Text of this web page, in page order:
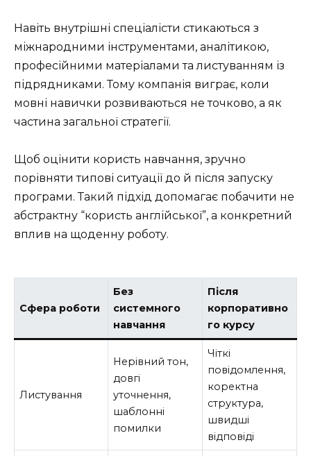
Навіть внутрішні спеціалісти стикаються з
міжнародними інструментами, аналітикою,
професійними матеріалами та листуванням із
підрядниками. Тому компанія виграє, коли
мовні навички розвиваються не точково, а як
частина загальної стратегії.
Щоб оцінити користь навчання, зручно
порівняти типові ситуації до й після запуску
програми. Такий підхід допомагає побачити не
абстрактну “користь англійської”, а конкретний
вплив на щоденну роботу.
Сфера роботи
Без
системного
навчання
Після
корпоративно
го курсу
Листування
Нерівний тон,
довгі
уточнення,
шаблонні
помилки
Чіткі
повідомлення,
коректна
структура,
швидші
відповіді